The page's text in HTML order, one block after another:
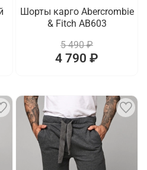
Шорты карго Abercrombie
& Fitch AB603
5 490 ₽
4 790 ₽